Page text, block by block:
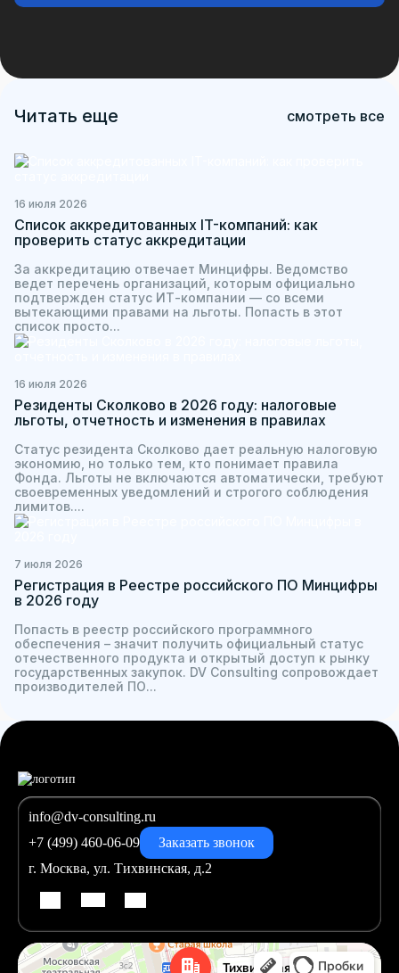
Читать еще смотреть все
16 июля 2026
Список аккредитованных IT-компаний: как
проверить статус аккредитации
За аккредитацию отвечает Минцифры. Ведомство
ведет перечень организаций, которым официально
подтвержден статус ИТ-компании — со всеми
вытекающими правами на льготы. Попасть в этот
список просто...
16 июля 2026
Резиденты Сколково в 2026 году: налоговые
льготы, отчетность и изменения в правилах
Статус резидента Сколково дает реальную налоговую
экономию, но только тем, кто понимает правила
Фонда. Льготы не включаются автоматически, требуют
своевременных уведомлений и строгого соблюдения
лимитов....
7 июля 2026
Регистрация в Реестре российского ПО Минцифры
в 2026 году
Попасть в реестр российского программного
обеспечения – значит получить официальный статус
отечественного продукта и открытый доступ к рынку
государственных закупок. DV Consulting сопровождает
производителей ПО...
info@dv-consulting.ru
+7 (499) 460-06-09
Заказать звонок
г. Москва, ул. Тихвинская, д.2